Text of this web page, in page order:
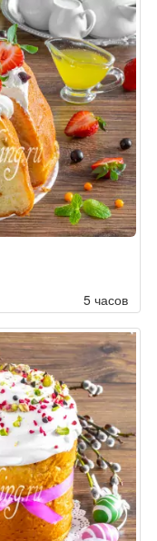
5 часов